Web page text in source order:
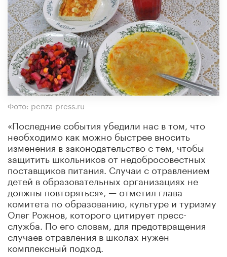
Фото: penza-press.ru
«Последние события убедили нас в том, что
необходимо как можно быстрее вносить
изменения в законодательство с тем, чтобы
защитить школьников от недобросовестных
поставщиков питания. Случаи с отравлением
детей в образовательных организациях не
должны повторяться», — отметил глава
комитета по образованию, культуре и туризму
Олег Рожнов, которого цитирует пресс-
служба. По его словам, для предотвращения
случаев отравления в школах нужен
комплексный подход.